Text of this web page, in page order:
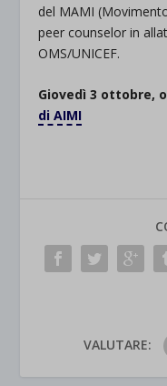
del MAMI
peer counselor in
OMS/UNICEF.
Giovedì 3 ottobre,
di AIMI
VALUTARE: